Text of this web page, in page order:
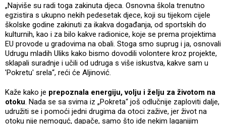
„Najviše su radi toga zakinuta djeca. Osnovna škola trenutno
egzistira s ukupno nekih pedesetak djece, koji su tijekom cijele
školske godine zakinuti za ikakva događanja, od sportskih do
kulturnih, kao i za bilo kakve radionice, koje se prema projektima
EU provode u gradovima na obali. Stoga smo suprug i ja, osnovali
Udrugu mladih Uliks kako bismo dovodili volontere kroz projekte,
sklapali suradnje i učili od udruga s više iskustva, kakve sam u
'Pokretu' srela“, reći će Aljinović.
Kaže kako je prepoznala energiju, volju i želju za životom na
otoku. Nada se sa svima iz „Pokreta“ još odlučnije zaploviti dalje,
udružiti se i pomoći jedni drugima da otoci zažive, jer život na
otoku nije nemoguć, dapače, samo što ide nekim laganijim